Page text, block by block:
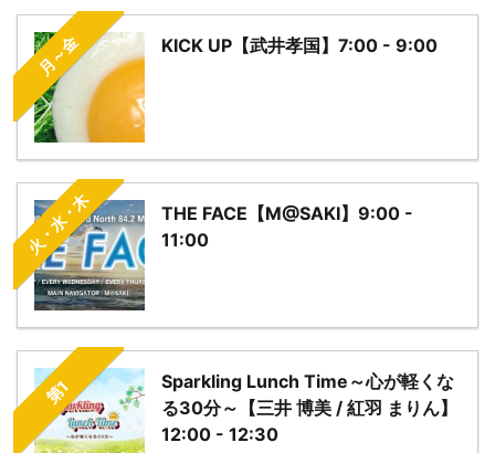
月～金 KICK UP【武井孝国】7:00 - 9:00
火・水・木
THE FACE【M@SAKI】9:00 -
11:00
第1
Sparkling Lunch Time～心が軽くな
る30分～【三井 博美 / 紅羽 まりん】
12:00 - 12:30